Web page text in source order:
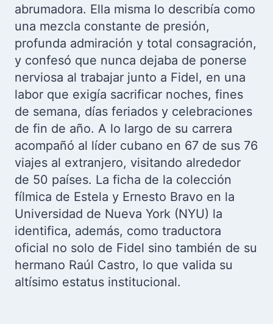
abrumadora. Ella misma lo describía como
una mezcla constante de presión,
profunda admiración y total consagración,
y confesó que nunca dejaba de ponerse
nerviosa al trabajar junto a Fidel, en una
labor que exigía sacrificar noches, fines
de semana, días feriados y celebraciones
de fin de año. A lo largo de su carrera
acompañó al líder cubano en 67 de sus 76
viajes al extranjero, visitando alrededor
de 50 países. La ficha de la colección
fílmica de Estela y Ernesto Bravo en la
Universidad de Nueva York (NYU) la
identifica, además, como traductora
oficial no solo de Fidel sino también de su
hermano Raúl Castro, lo que valida su
altísimo estatus institucional.